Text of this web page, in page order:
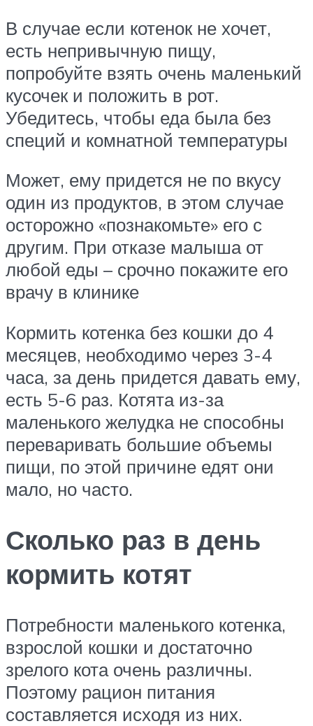
В случае если котенок не хочет,
есть непривычную пищу,
попробуйте взять очень маленький
кусочек и положить в рот.
Убедитесь, чтобы еда была без
специй и комнатной температуры
Может, ему придется не по вкусу
один из продуктов, в этом случае
осторожно «познакомьте» его с
другим. При отказе малыша от
любой еды – срочно покажите его
врачу в клинике
Кормить котенка без кошки до 4
месяцев, необходимо через 3-4
часа, за день придется давать ему,
есть 5-6 раз. Котята из-за
маленького желудка не способны
переваривать большие объемы
пищи, по этой причине едят они
мало, но часто.
Сколько раз в день
кормить котят
Потребности маленького котенка,
взрослой кошки и достаточно
зрелого кота очень различны.
Поэтому рацион питания
составляется исходя из них.